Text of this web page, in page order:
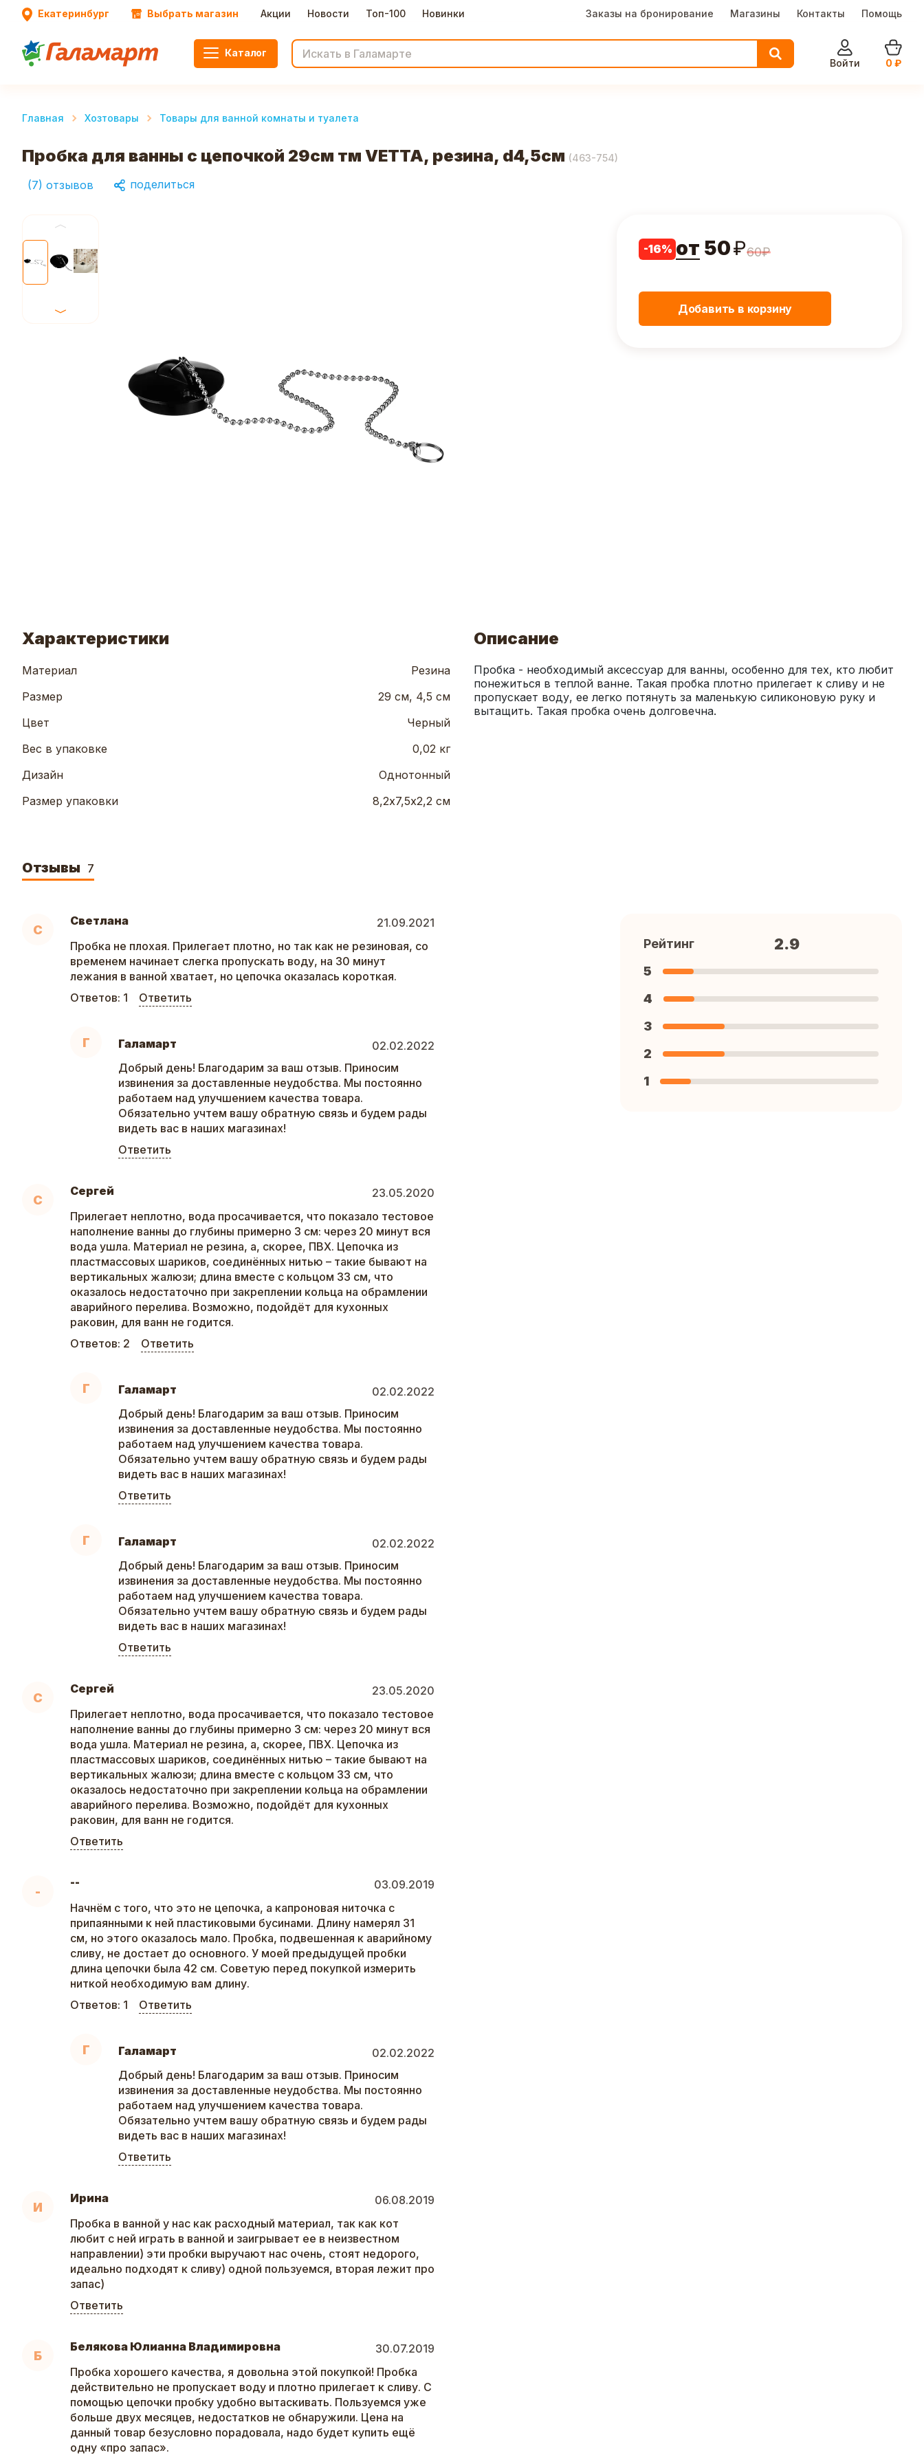
Екатеринбург Выбрать магазин Акции Новости Топ-100 Новинки Заказы на бронирование Магазины Контакты Помощь
Каталог
Войти
0 ₽
Главная Хозтовары Товары для ванной комнаты и туалета
Пробка для ванны с цепочкой 29см тм VETTA, резина, d4,5см (463-754)
(7) отзывов поделиться
-16% от 50₽60₽
Добавить в корзину
Характеристики
Материал
Резина
Размер
29 см, 4,5 см
Цвет
Черный
Вес в упаковке
0,02 кг
Дизайн
Однотонный
Размер упаковки
8,2х7,5х2,2 см
Описание
Пробка - необходимый аксессуар для ванны, особенно для тех, кто любит
понежиться в теплой ванне. Такая пробка плотно прилегает к сливу и не
пропускает воду, ее легко потянуть за маленькую силиконовую руку и
вытащить. Такая пробка очень долговечна.
Отзывы 7
С
Светлана
21.09.2021
Пробка не плохая. Прилегает плотно, но так как не резиновая, со
временем начинает слегка пропускать воду, на 30 минут
лежания в ванной хватает, но цепочка оказалась короткая.
Ответов: 1 Ответить
Г Галамарт
02.02.2022
Добрый день! Благодарим за ваш отзыв. Приносим
извинения за доставленные неудобства. Мы постоянно
работаем над улучшением качества товара.
Обязательно учтем вашу обратную связь и будем рады
видеть вас в наших магазинах!
Ответить
С
Сергей
23.05.2020
Прилегает неплотно, вода просачивается, что показало тестовое
наполнение ванны до глубины примерно 3 см: через 20 минут вся
вода ушла. Материал не резина, а, скорее, ПВХ. Цепочка из
пластмассовых шариков, соединённых нитью – такие бывают на
вертикальных жалюзи; длина вместе с кольцом 33 см, что
оказалось недостаточно при закреплении кольца на обрамлении
аварийного перелива. Возможно, подойдёт для кухонных
раковин, для ванн не годится.
Ответов: 2 Ответить
Г Галамарт
02.02.2022
Добрый день! Благодарим за ваш отзыв. Приносим
извинения за доставленные неудобства. Мы постоянно
работаем над улучшением качества товара.
Обязательно учтем вашу обратную связь и будем рады
видеть вас в наших магазинах!
Ответить
Г Галамарт
02.02.2022
Добрый день! Благодарим за ваш отзыв. Приносим
извинения за доставленные неудобства. Мы постоянно
работаем над улучшением качества товара.
Обязательно учтем вашу обратную связь и будем рады
видеть вас в наших магазинах!
Ответить
С
Сергей
23.05.2020
Прилегает неплотно, вода просачивается, что показало тестовое
наполнение ванны до глубины примерно 3 см: через 20 минут вся
вода ушла. Материал не резина, а, скорее, ПВХ. Цепочка из
пластмассовых шариков, соединённых нитью – такие бывают на
вертикальных жалюзи; длина вместе с кольцом 33 см, что
оказалось недостаточно при закреплении кольца на обрамлении
аварийного перелива. Возможно, подойдёт для кухонных
раковин, для ванн не годится.
Ответить
-
--
03.09.2019
Начнём с того, что это не цепочка, а капроновая ниточка с
припаянными к ней пластиковыми бусинами. Длину намерял 31
см, но этого оказалось мало. Пробка, подвешенная к аварийному
сливу, не достает до основного. У моей предыдущей пробки
длина цепочки была 42 см. Советую перед покупкой измерить
ниткой необходимую вам длину.
Ответов: 1 Ответить
Г Галамарт
02.02.2022
Добрый день! Благодарим за ваш отзыв. Приносим
извинения за доставленные неудобства. Мы постоянно
работаем над улучшением качества товара.
Обязательно учтем вашу обратную связь и будем рады
видеть вас в наших магазинах!
Ответить
И
Ирина
06.08.2019
Пробка в ванной у нас как расходный материал, так как кот
любит с ней играть в ванной и заигрывает ее в неизвестном
направлении) эти пробки выручают нас очень, стоят недорого,
идеально подходят к сливу) одной пользуемся, вторая лежит про
запас)
Ответить
Б
Белякова Юлианна Владимировна
30.07.2019
Пробка хорошего качества, я довольна этой покупкой! Пробка
действительно не пропускает воду и плотно прилегает к сливу. С
помощью цепочки пробку удобно вытаскивать. Пользуемся уже
больше двух месяцев, недостатков не обнаружили. Цена на
данный товар безусловно порадовала, надо будет купить ещё
одну «про запас».
Рейтинг 2.9
5
4
3
2
1